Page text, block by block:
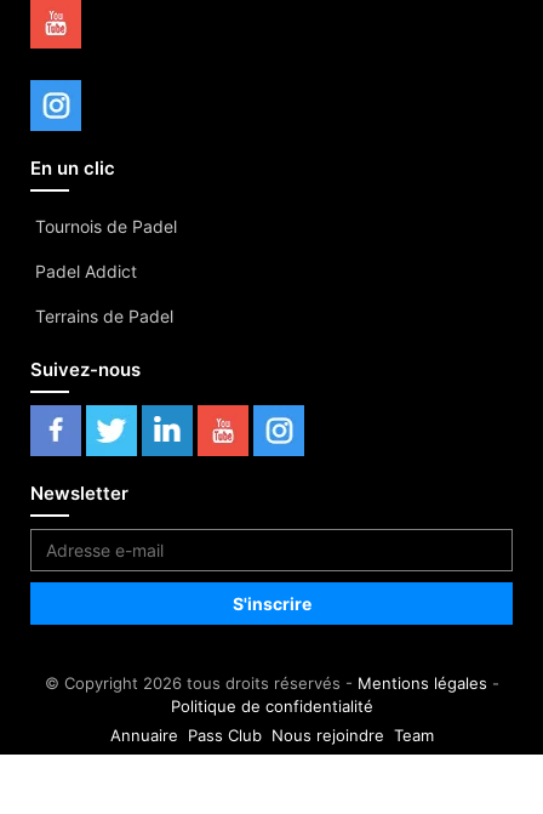
En un clic
Tournois de Padel
Padel Addict
Terrains de Padel
Suivez-nous
Newsletter
© Copyright 2026 tous droits réservés - Mentions légales -
Politique de confidentialité
Annuaire
Pass Club Nous rejoindre Team